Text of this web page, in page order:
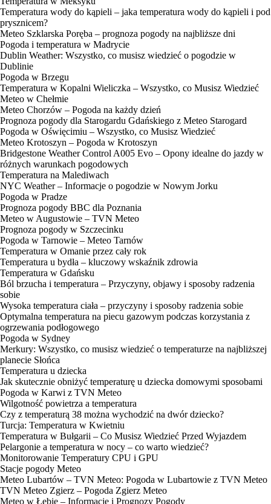
Temperatura wody do kąpieli – jaka temperatura wody do kąpieli i pod
prysznicem?
Meteo Szklarska Poręba – prognoza pogody na najbliższe dni
Pogoda i temperatura w Madrycie
Dublin Weather: Wszystko, co musisz wiedzieć o pogodzie w
Dublinie
Pogoda w Brzegu
Temperatura w Kopalni Wieliczka – Wszystko, co Musisz Wiedzieć
Meteo w Chełmie
Meteo Chorzów – Pogoda na każdy dzień
Prognoza pogody dla Starogardu Gdańskiego z Meteo Starogard
Pogoda w Oświęcimiu – Wszystko, co Musisz Wiedzieć
Meteo Krotoszyn – Pogoda w Krotoszyn
Bridgestone Weather Control A005 Evo – Opony idealne do jazdy w
różnych warunkach pogodowych
Temperatura na Malediwach
NYC Weather – Informacje o pogodzie w Nowym Jorku
Pogoda w Pradze
Prognoza pogody BBC dla Poznania
Meteo w Augustowie – TVN Meteo
Prognoza pogody w Szczecinku
Pogoda w Tarnowie – Meteo Tarnów
Temperatura w Omanie przez cały rok
Temperatura u bydła – kluczowy wskaźnik zdrowia
Temperatura w Gdańsku
Ból brzucha i temperatura – Przyczyny, objawy i sposoby radzenia
sobie
Wysoka temperatura ciała – przyczyny i sposoby radzenia sobie
Optymalna temperatura na piecu gazowym podczas korzystania z
ogrzewania podłogowego
Pogoda w Sydney
Merkury: Wszystko, co musisz wiedzieć o temperaturze na najbliższej
planecie Słońca
Temperatura u dziecka
Jak skutecznie obniżyć temperaturę u dziecka domowymi sposobami
Pogoda w Karwi z TVN Meteo
Wilgotność powietrza a temperatura
Czy z temperaturą 38 można wychodzić na dwór dziecko?
Turcja: Temperatura w Kwietniu
Temperatura w Bułgarii – Co Musisz Wiedzieć Przed Wyjazdem
Pelargonie a temperatura w nocy – co warto wiedzieć?
Monitorowanie Temperatury CPU i GPU
Stacje pogody Meteo
Meteo Lubartów – TVN Meteo: Pogoda w Lubartowie z TVN Meteo
TVN Meteo Zgierz – Pogoda Zgierz Meteo
Meteo w Łebie – Informacje i Prognozy Pogody